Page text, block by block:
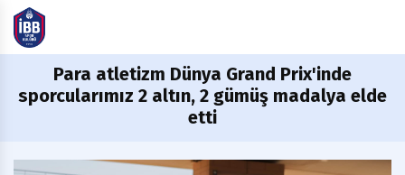
Para atletizm Dünya Grand Prix'inde
sporcularımız 2 altın, 2 gümüş madalya elde
etti